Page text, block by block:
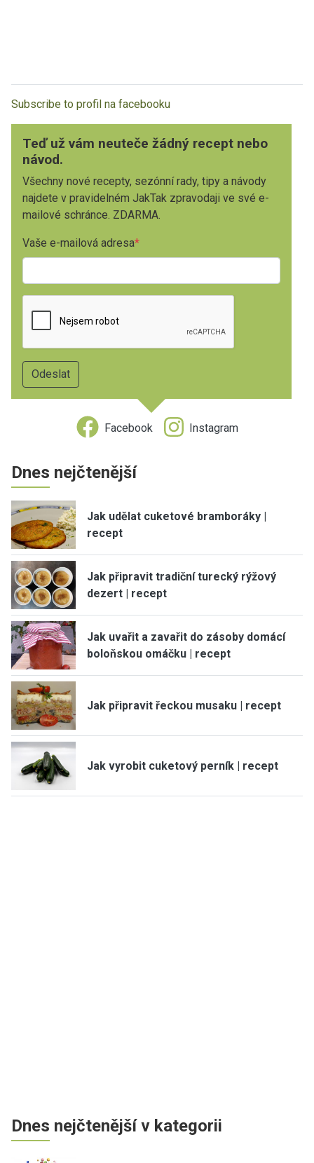
Subscribe to profil na facebooku
Teď už vám neuteče žádný recept nebo
návod.
Všechny nové recepty, sezónní rady, tipy a návody
najdete v pravidelném JakTak zpravodaji ve své e-
mailové schránce. ZDARMA.
Vaše e-mailová adresa
Facebook Instagram
Dnes nejčtenější
Jak udělat cuketové bramboráky |
recept
Jak připravit tradiční turecký rýžový
dezert | recept
Jak uvařit a zavařit do zásoby domácí
boloňskou omáčku | recept
Jak připravit řeckou musaku | recept
Jak vyrobit cuketový perník | recept
Dnes nejčtenější v kategorii